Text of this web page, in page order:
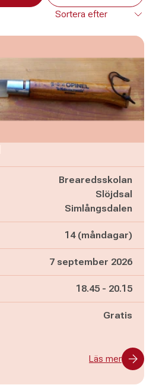
Brearedsskolan
Slöjdsal
Simlångsdalen
14 (måndagar)
7 september 2026
Pågår mellan
18.45 - och
20.15
Gratis
Läs mer